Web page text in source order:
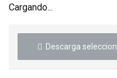
Cargando...
Descarga